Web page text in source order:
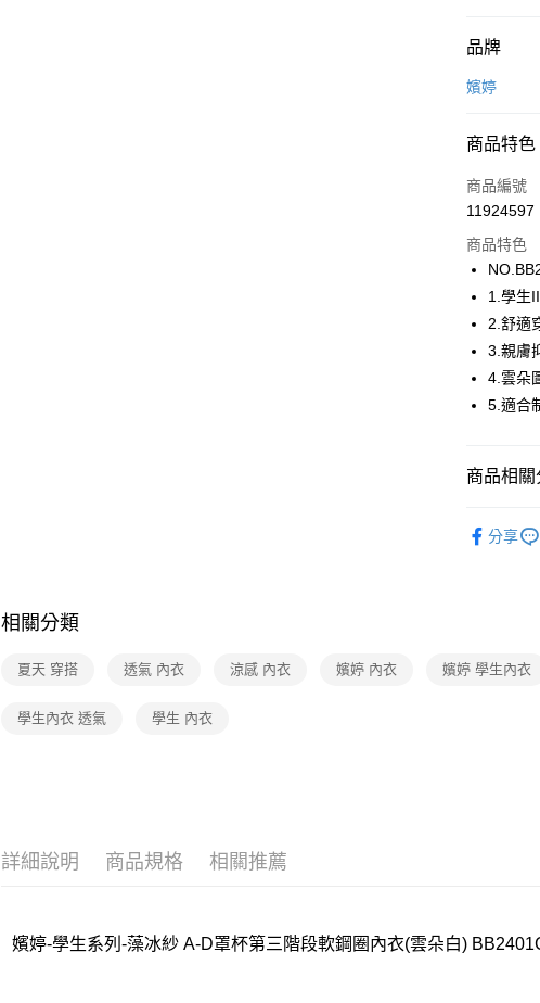
付款方式
信用卡一次
街口支付
ATM付款
運送方式
全家取貨
每筆
每筆
每筆
品牌
嬪婷
商品特色
商品編號
11924597
商品特色
1.學生
2.舒適
3.親膚
4.雲朵
5.適合
商品相關
【清涼一
分享
相關分類
夏天 穿搭 透氣 內衣 涼感 內衣 嬪婷 內衣 嬪婷 學生內衣
學生內衣 透氣 學生 內衣
詳細說明 商品規格 相關推薦
嬪婷-學生系列-藻冰紗 A-D罩杯第三階段軟鋼圈內衣(雲朵白)